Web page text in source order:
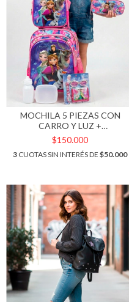
MOCHILA 5 PIEZAS CON
CARRO Y LUZ +
ACCESORIOS. ART M62-2
$150.000
3 CUOTAS SIN INTERÉS DE $50.000